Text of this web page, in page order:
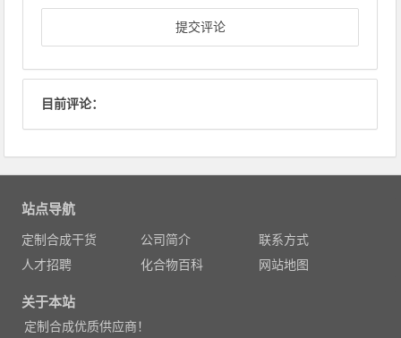
目前评论：
站点导航
定制合成干货 公司简介
联系方式
人才招聘
化合物百科 网站地图
关于本站
定制合成优质供应商！